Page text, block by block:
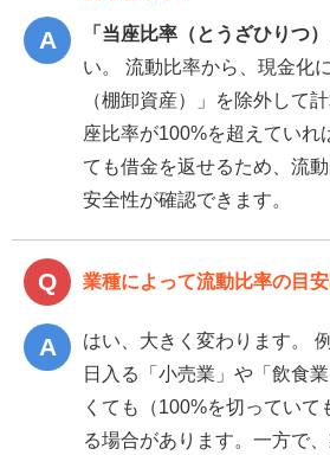
「当座比率（とうざひりつ）
い。 流動比率から、現金化
（棚卸資産）」を除外して
座比率が100%を超えていれ
ても借金を返せるため、流
安全性が確認できます。
業種によって流動比率の目
はい、大きく変わります。
日入る「小売業」や「飲食
くても（100%を切っていて
る場合があります。一方で